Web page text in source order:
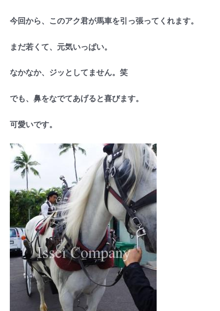
今回から、このアク君が馬車を引っ張ってくれます。
まだ若くて、元気いっぱい。
なかなか、ジッとしてません。笑
でも、鼻をなでてあげると喜びます。
可愛いです。